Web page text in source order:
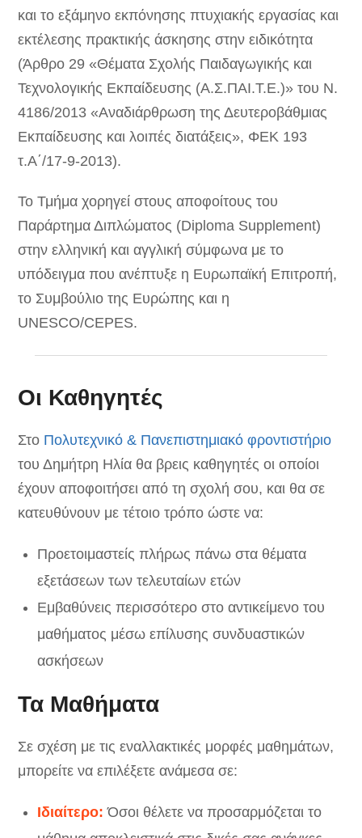
και το εξάμηνο εκπόνησης πτυχιακής εργασίας και
εκτέλεσης πρακτικής άσκησης στην ειδικότητα
(Άρθρο 29 «Θέματα Σχολής Παιδαγωγικής και
Τεχνολογικής Εκπαίδευσης (Α.Σ.ΠΑΙ.Τ.Ε.)» του Ν.
4186/2013 «Αναδιάρθρωση της Δευτεροβάθμιας
Εκπαίδευσης και λοιπές διατάξεις», ΦΕΚ 193
τ.Α΄/17-9-2013).
Το Τμήμα χορηγεί στους αποφοίτους του
Παράρτημα Διπλώματος (Diploma Supplement)
στην ελληνική και αγγλική σύμφωνα με το
υπόδειγμα που ανέπτυξε η Ευρωπαϊκή Επιτροπή,
το Συμβούλιο της Ευρώπης και η
UNESCO/CEPES.
Οι Καθηγητές
Στο Πολυτεχνικό & Πανεπιστημιακό φροντιστήριο
του Δημήτρη Ηλία θα βρεις καθηγητές οι οποίοι
έχουν αποφοιτήσει από τη σχολή σου, και θα σε
κατευθύνουν με τέτοιο τρόπο ώστε να:
Προετοιμαστείς πλήρως πάνω στα θέματα
εξετάσεων των τελευταίων ετών
Εμβαθύνεις περισσότερο στο αντικείμενο του
μαθήματος μέσω επίλυσης συνδυαστικών
ασκήσεων
Τα Μαθήματα
Σε σχέση με τις εναλλακτικές μορφές μαθημάτων,
μπορείτε να επιλέξετε ανάμεσα σε:
Ιδιαίτερο: Όσοι θέλετε να προσαρμόζεται το